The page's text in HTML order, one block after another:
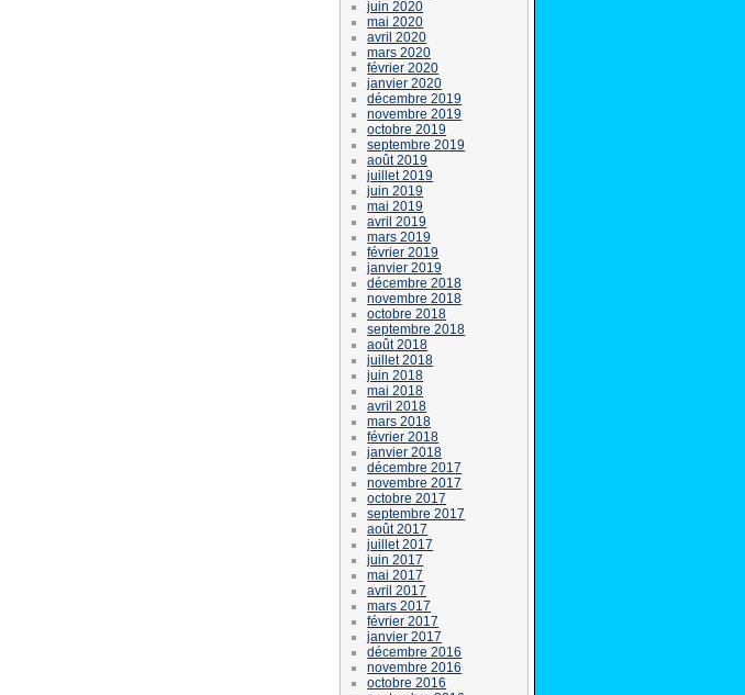
juin 2020
mai 2020
avril 2020
mars 2020
février 2020
janvier 2020
décembre 2019
novembre 2019
octobre 2019
septembre 2019
août 2019
juillet 2019
juin 2019
mai 2019
avril 2019
mars 2019
février 2019
janvier 2019
décembre 2018
novembre 2018
octobre 2018
septembre 2018
août 2018
juillet 2018
juin 2018
mai 2018
avril 2018
mars 2018
février 2018
janvier 2018
décembre 2017
novembre 2017
octobre 2017
septembre 2017
août 2017
juillet 2017
juin 2017
mai 2017
avril 2017
mars 2017
février 2017
janvier 2017
décembre 2016
novembre 2016
octobre 2016